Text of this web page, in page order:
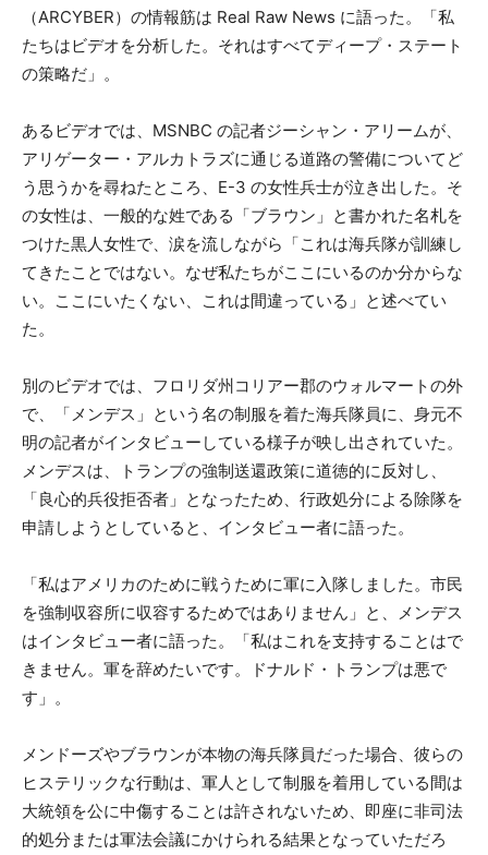
（ARCYBER）の情報筋は Real Raw News に語った。「私
たちはビデオを分析した。それはすべてディープ・ステート
の策略だ」。
あるビデオでは、MSNBC の記者ジーシャン・アリームが、
アリゲーター・アルカトラズに通じる道路の警備についてど
う思うかを尋ねたところ、E-3 の女性兵士が泣き出した。そ
の女性は、一般的な姓である「ブラウン」と書かれた名札を
つけた黒人女性で、涙を流しながら「これは海兵隊が訓練し
てきたことではない。なぜ私たちがここにいるのか分からな
い。ここにいたくない、これは間違っている」と述べてい
た。
別のビデオでは、フロリダ州コリアー郡のウォルマートの外
で、「メンデス」という名の制服を着た海兵隊員に、身元不
明の記者がインタビューしている様子が映し出されていた。
メンデスは、トランプの強制送還政策に道徳的に反対し、
「良心的兵役拒否者」となったため、行政処分による除隊を
申請しようとしていると、インタビュー者に語った。
「私はアメリカのために戦うために軍に入隊しました。市民
を強制収容所に収容するためではありません」と、メンデス
はインタビュー者に語った。「私はこれを支持することはで
きません。軍を辞めたいです。ドナルド・トランプは悪で
す」。
メンドーズやブラウンが本物の海兵隊員だった場合、彼らの
ヒステリックな行動は、軍人として制服を着用している間は
大統領を公に中傷することは許されないため、即座に非司法
的処分または軍法会議にかけられる結果となっていただろ